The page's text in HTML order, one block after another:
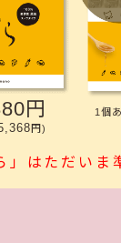
円
円)
1個
」はただいま